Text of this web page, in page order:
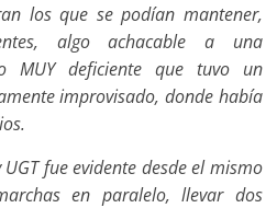
los que se podían mantener,
algo achacable a una
MUY deficiente que tuvo un
improvisado, donde había
fue evidente desde el mismo
en paralelo, llevar dos